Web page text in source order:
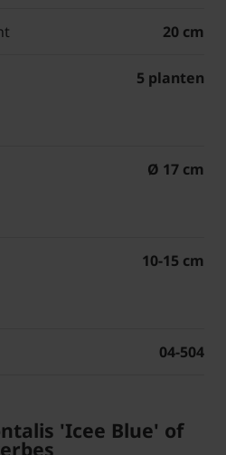
20 cm
5 planten
Ø 17 cm
10-15 cm
04-504
'Icee Blue' of